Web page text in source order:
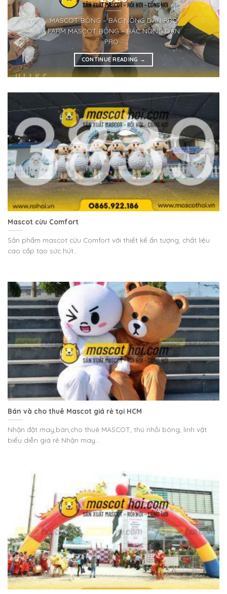
MASCOT BÔNG – BÁC NÔNG DÂN PRO
FARM MASCOT BÔNG – BÁC NÔNG DÂN
PRO...
CONTINUE READING →
Mascot cừu Comfort
Sản phẩm mascot cừu Comfort với thiết kế ấn tượng, chất liệu
cao cấp tạo sức hút...
Bán và cho thuê Mascot giá rẻ tại HCM
Nhận đặt may,bán,cho thuê MASCOT, thú nhồi bông, linh vật
biểu diễn giá rẻ Nhận may...